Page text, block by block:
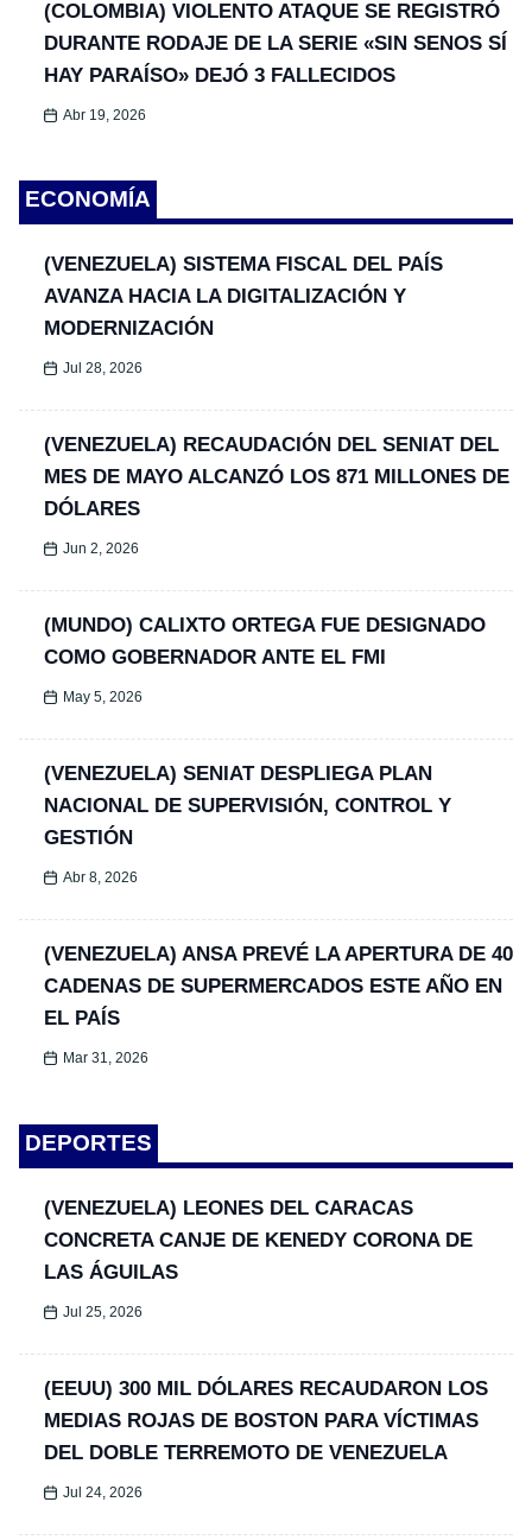
(COLOMBIA) VIOLENTO ATAQUE SE REGISTRÓ
DURANTE RODAJE DE LA SERIE «SIN SENOS SÍ
HAY PARAÍSO» DEJÓ 3 FALLECIDOS
Abr 19, 2026
ECONOMÍA
(VENEZUELA) SISTEMA FISCAL DEL PAÍS
AVANZA HACIA LA DIGITALIZACIÓN Y
MODERNIZACIÓN
Jul 28, 2026
(VENEZUELA) RECAUDACIÓN DEL SENIAT DEL
MES DE MAYO ALCANZÓ LOS 871 MILLONES DE
DÓLARES
Jun 2, 2026
(MUNDO) CALIXTO ORTEGA FUE DESIGNADO
COMO GOBERNADOR ANTE EL FMI
May 5, 2026
(VENEZUELA) SENIAT DESPLIEGA PLAN
NACIONAL DE SUPERVISIÓN, CONTROL Y
GESTIÓN
Abr 8, 2026
(VENEZUELA) ANSA PREVÉ LA APERTURA DE 40
CADENAS DE SUPERMERCADOS ESTE AÑO EN
EL PAÍS
Mar 31, 2026
DEPORTES
(VENEZUELA) LEONES DEL CARACAS
CONCRETA CANJE DE KENEDY CORONA DE
LAS ÁGUILAS
Jul 25, 2026
(EEUU) 300 MIL DÓLARES RECAUDARON LOS
MEDIAS ROJAS DE BOSTON PARA VÍCTIMAS
DEL DOBLE TERREMOTO DE VENEZUELA
Jul 24, 2026